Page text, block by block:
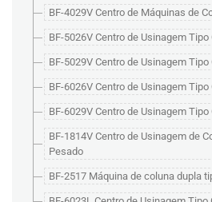
BF-4029V Centro de Máquinas de
BF-5026V Centro de Usinagem Tipo
BF-5029V Centro de Usinagem Tipo
BF-6026V Centro de Usinagem Tipo
BF-6029V Centro de Usinagem Tipo
BF-1814V Centro de Usinagem de
Pesado
BF-2517 Máquina de coluna dupla